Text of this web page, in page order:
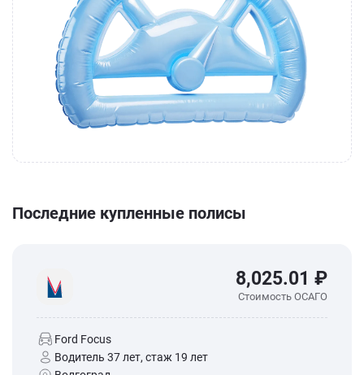
Последние купленные полисы
8,025.01 ₽
Стоимость ОСАГО
Ford Focus
Водитель 37 лет, стаж 19 лет